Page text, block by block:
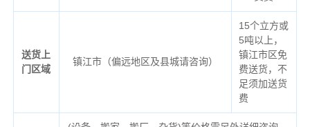
送货上
门区域
镇江市（偏远地区及县城请咨询）
15个立方或
5吨以上，
镇江市区免
费送货，不
足须加送货
费